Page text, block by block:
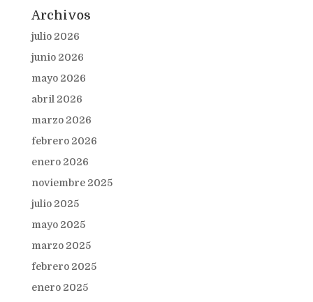
Archivos
julio 2026
junio 2026
mayo 2026
abril 2026
marzo 2026
febrero 2026
enero 2026
noviembre 2025
julio 2025
mayo 2025
marzo 2025
febrero 2025
enero 2025